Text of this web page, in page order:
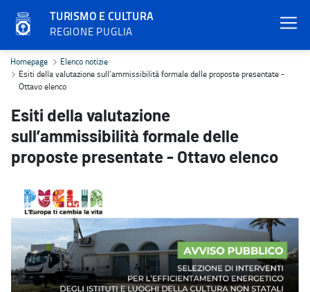
TURISMO E CULTURA
REGIONE PUGLIA
Esiti della valutazione sull’ammissibilità formale delle proposte
Homepage
Elenco notizie
Esiti della valutazione sull’ammissibilità formale delle proposte presentate -
Ottavo elenco
Esiti della valutazione
sull’ammissibilità formale delle
proposte presentate - Ottavo elenco